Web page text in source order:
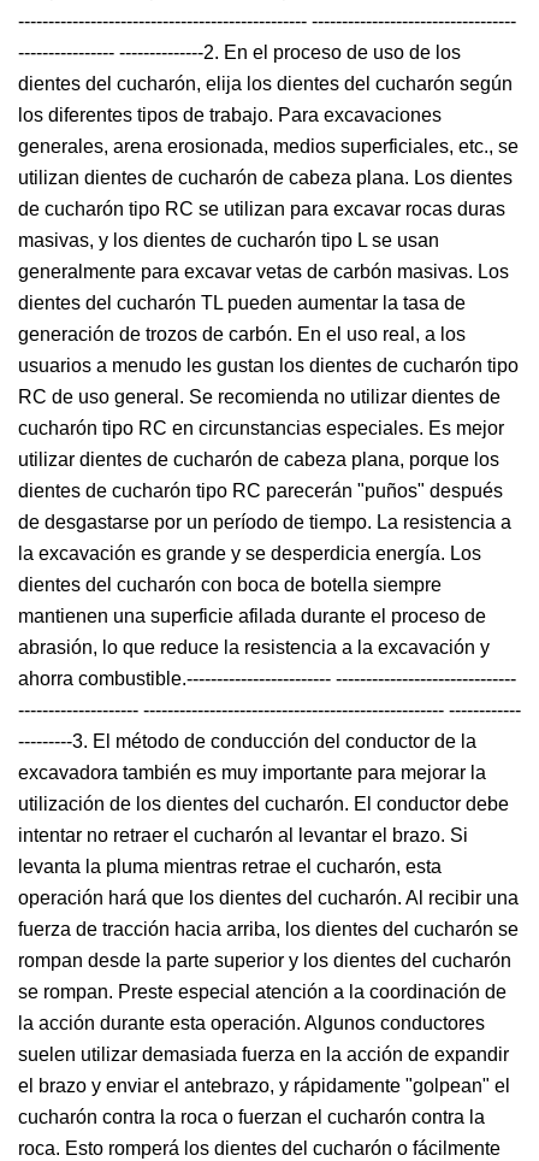
------------------------------------------------ ----------------------------------
---------------- --------------2. En el proceso de uso de los
dientes del cucharón, elija los dientes del cucharón según
los diferentes tipos de trabajo. Para excavaciones
generales, arena erosionada, medios superficiales, etc., se
utilizan dientes de cucharón de cabeza plana. Los dientes
de cucharón tipo RC se utilizan para excavar rocas duras
masivas, y los dientes de cucharón tipo L se usan
generalmente para excavar vetas de carbón masivas. Los
dientes del cucharón TL pueden aumentar la tasa de
generación de trozos de carbón. En el uso real, a los
usuarios a menudo les gustan los dientes de cucharón tipo
RC de uso general. Se recomienda no utilizar dientes de
cucharón tipo RC en circunstancias especiales. Es mejor
utilizar dientes de cucharón de cabeza plana, porque los
dientes de cucharón tipo RC parecerán "puños" después
de desgastarse por un período de tiempo. La resistencia a
la excavación es grande y se desperdicia energía. Los
dientes del cucharón con boca de botella siempre
mantienen una superficie afilada durante el proceso de
abrasión, lo que reduce la resistencia a la excavación y
ahorra combustible.------------------------ ------------------------------
-------------------- -------------------------------------------------- ------------
---------3. El método de conducción del conductor de la
excavadora también es muy importante para mejorar la
utilización de los dientes del cucharón. El conductor debe
intentar no retraer el cucharón al levantar el brazo. Si
levanta la pluma mientras retrae el cucharón, esta
operación hará que los dientes del cucharón. Al recibir una
fuerza de tracción hacia arriba, los dientes del cucharón se
rompan desde la parte superior y los dientes del cucharón
se rompan. Preste especial atención a la coordinación de
la acción durante esta operación. Algunos conductores
suelen utilizar demasiada fuerza en la acción de expandir
el brazo y enviar el antebrazo, y rápidamente "golpean" el
cucharón contra la roca o fuerzan el cucharón contra la
roca. Esto romperá los dientes del cucharón o fácilmente